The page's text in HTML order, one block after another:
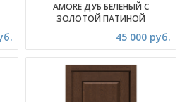
AMORE ДУБ БЕЛЕНЫЙ С
ЗОЛОТОЙ ПАТИНОЙ
45 000 руб.